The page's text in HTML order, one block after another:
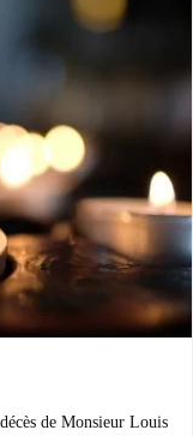
de Monsieur Louis